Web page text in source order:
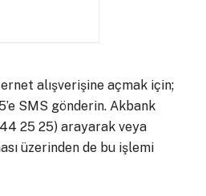
alışverişine açmak için;
SMS gönderin. Akbank
25 25) arayarak veya
üzerinden de bu işlemi